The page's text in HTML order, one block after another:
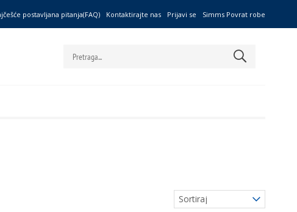
postavljana pitanja(FAQ) Kontaktirajte nas Prijavi se Simms Povrat robe
Sortiraj